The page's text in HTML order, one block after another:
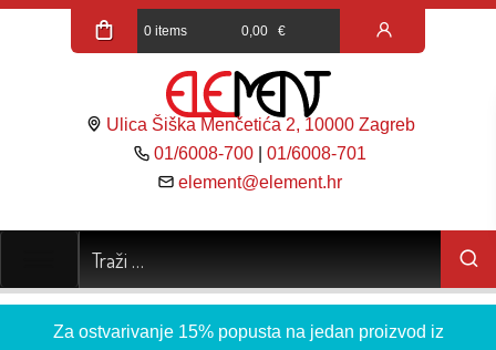
0 items 0,00 €
Ulica Šiška Menčetića 2, 10000 Zagreb
01/6008-700 |01/6008-701
element@element.hr
Za ostvarivanje 15% popusta na jedan proizvod iz